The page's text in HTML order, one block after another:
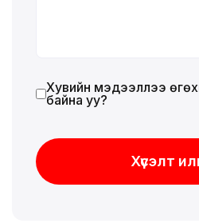
Хувийн мэдээллээ
байна уу?
Хүсэлт